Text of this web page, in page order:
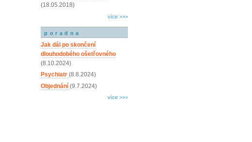
(18.05.2018)
více >>>
poradna
Jak dál po skončení
dlouhodobého ošetřovného
(8.10.2024)
Psychiatr (8.8.2024)
Objednání (9.7.2024)
více >>>